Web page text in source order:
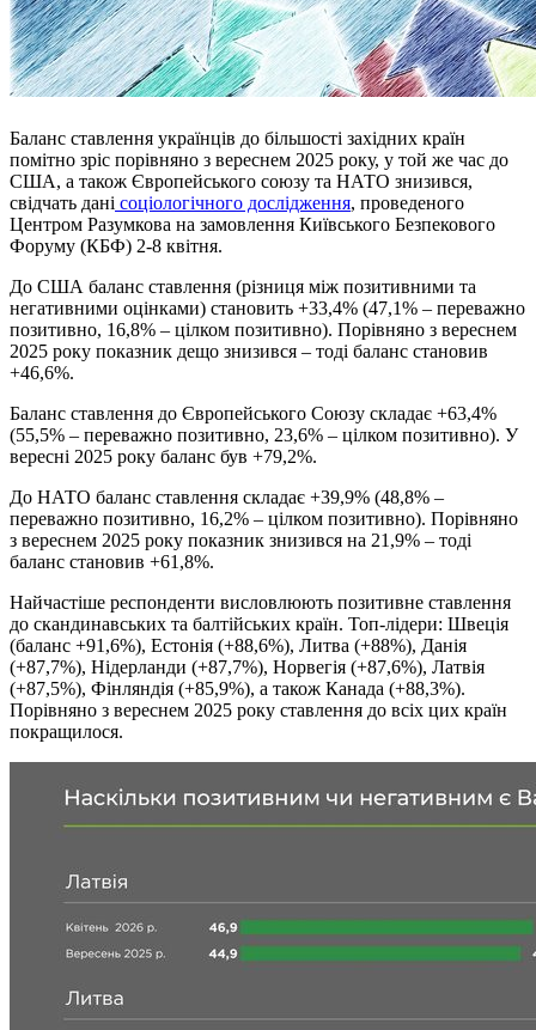
Баланс ставлення українців до більшості західних країн
помітно зріс порівняно з вереснем 2025 року, у той же час до
США, а також Європейського союзу та НАТО знизився,
свідчать дані соціологічного дослідження, проведеного
Центром Разумкова на замовлення Київського Безпекового
Форуму (КБФ) 2-8 квітня.
До США баланс ставлення (різниця між позитивними та
негативними оцінками) становить +33,4% (47,1% – переважно
позитивно, 16,8% – цілком позитивно). Порівняно з вереснем
2025 року показник дещо знизився – тоді баланс становив
+46,6%.
Баланс ставлення до Європейського Союзу складає +63,4%
(55,5% – переважно позитивно, 23,6% – цілком позитивно). У
вересні 2025 року баланс був +79,2%.
До НАТО баланс ставлення складає +39,9% (48,8% –
переважно позитивно, 16,2% – цілком позитивно). Порівняно
з вереснем 2025 року показник знизився на 21,9% – тоді
баланс становив +61,8%.
Найчастіше респонденти висловлюють позитивне ставлення
до скандинавських та балтійських країн. Топ-лідери: Швеція
(баланс +91,6%), Естонія (+88,6%), Литва (+88%), Данія
(+87,7%), Нідерланди (+87,7%), Норвегія (+87,6%), Латвія
(+87,5%), Фінляндія (+85,9%), а також Канада (+88,3%).
Порівняно з вереснем 2025 року ставлення до всіх цих країн
покращилося.